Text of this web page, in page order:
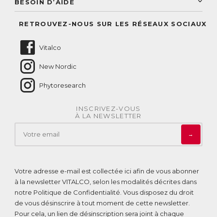
BESOIN D’AIDE
RETROUVEZ-NOUS SUR LES RÉSEAUX SOCIAUX
Vitalco
New Nordic
Phytoresearch
INSCRIVEZ-VOUS
À LA NEWSLETTER
→
Votre adresse e-mail est collectée ici afin de vous abonner
à la newsletter VITALCO, selon les modalités décrites dans
notre Politique de Confidentialité . Vous disposez du droit
de vous désinscrire à tout moment de cette newsletter.
Pour cela, un lien de désinscription sera joint à chaque